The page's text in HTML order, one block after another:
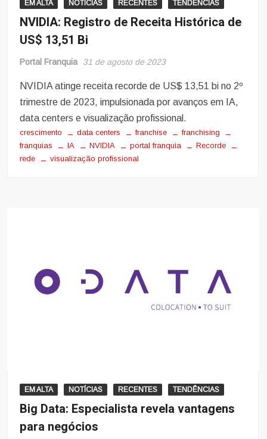
EM ALTA NOTÍCIAS RECENTES TENDÊNCIAS
NVIDIA: Registro de Receita Histórica de
US$ 13,51 Bi
Portal Franquia 31 de agosto de 2023
NVIDIA atinge receita recorde de US$ 13,51 bi no 2º
trimestre de 2023, impulsionada por avanços em IA,
data centers e visualização profissional.
crescimento data centers franchise
franchising
franquias
IA NVIDIA portal franquia
Recorde
rede
visualização profissional
EM ALTA NOTÍCIAS RECENTES TENDÊNCIAS
Big Data: Especialista revela vantagens
para negócios